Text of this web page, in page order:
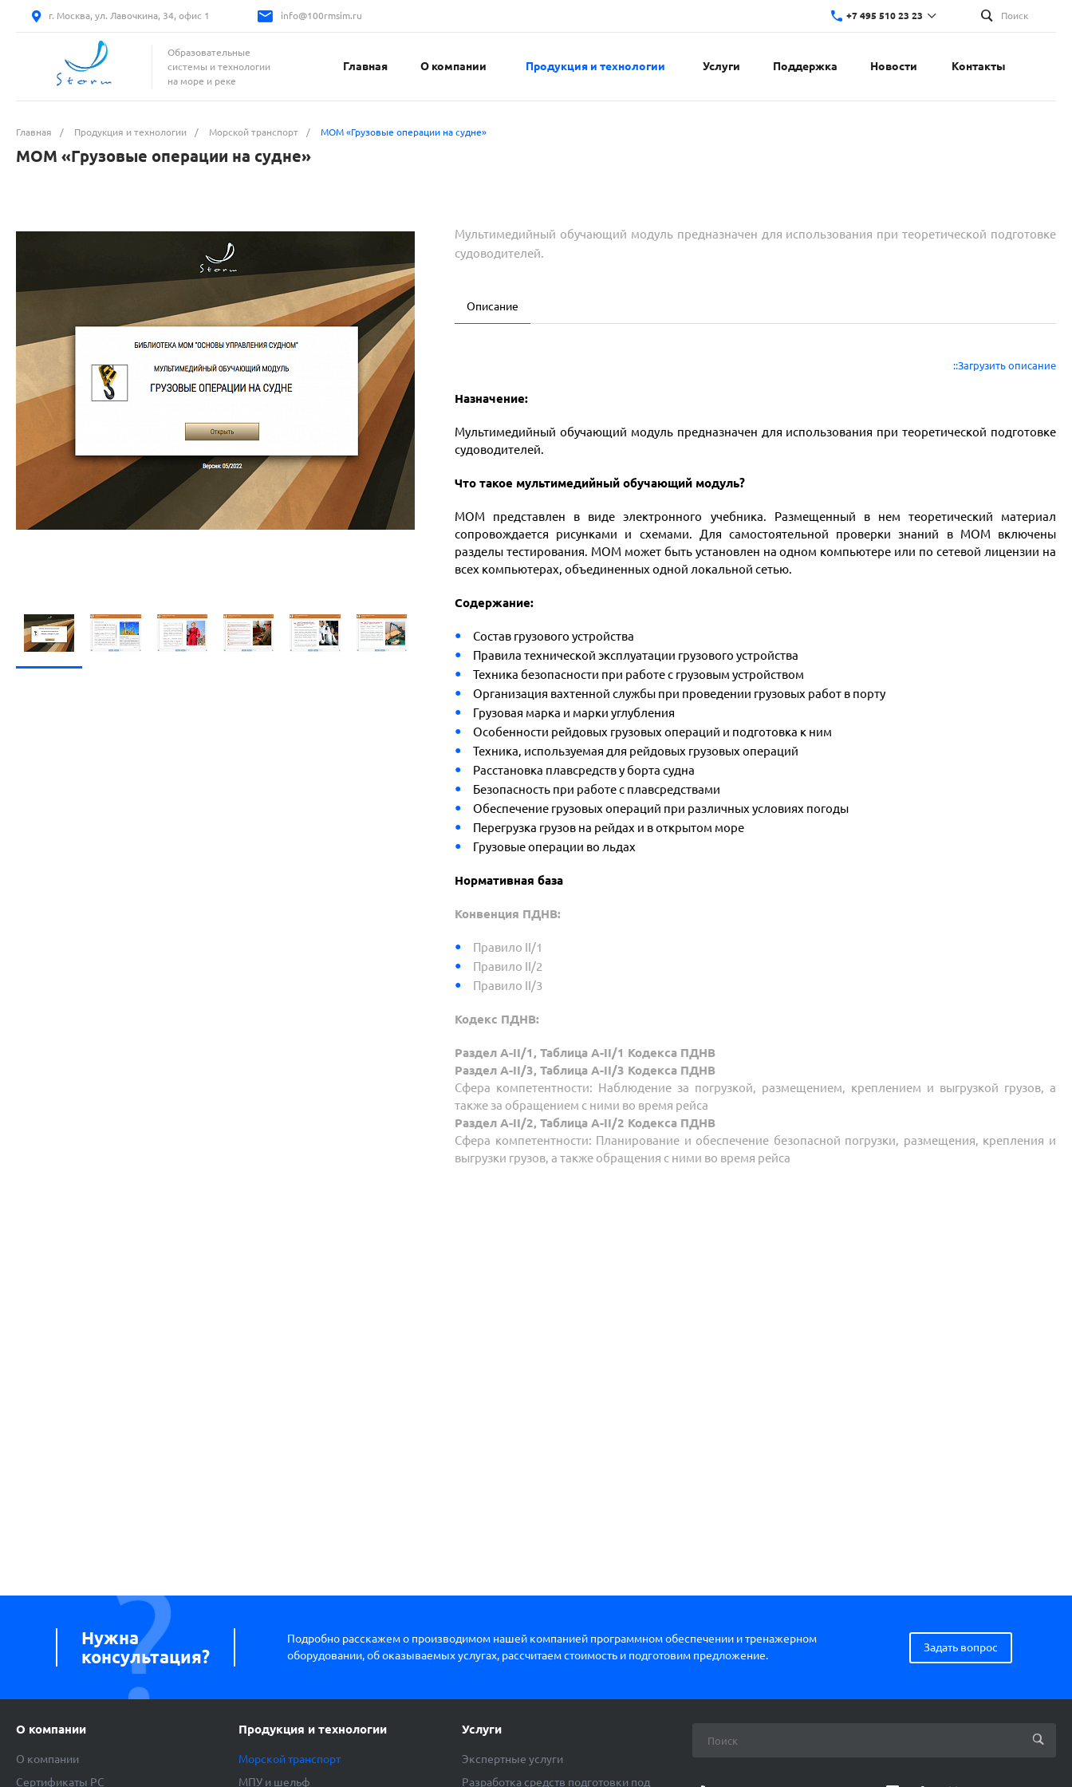
г. Москва, ул. Лавочкина, 34, офис 1 info@100rmsim.ru +7 495 510 23 23 Поиск
Образовательные
системы и технологии
на море и реке
Главная О компании Продукция и технологии Услуги Поддержка Новости Контакты
Главная / Продукция и технологии / Морской транспорт / МОМ «Грузовые операции на судне»
МОМ «Грузовые операции на судне»
Мультимедийный обучающий модуль предназначен для использования при теоретической подготовке
судоводителей.
Описание
::Загрузить описание
Назначение:
Мультимедийный обучающий модуль предназначен для использования при теоретической подготовке
судоводителей.
Что такое мультимедийный обучающий модуль?
МОМ представлен в виде электронного учебника. Размещенный в нем теоретический материал
сопровождается рисунками и схемами. Для самостоятельной проверки знаний в МОМ включены
разделы тестирования. МОМ может быть установлен на одном компьютере или по сетевой лицензии на
всех компьютерах, объединенных одной локальной сетью.
Содержание:
Состав грузового устройства
Правила технической эксплуатации грузового устройства
Техника безопасности при работе с грузовым устройством
Организация вахтенной службы при проведении грузовых работ в порту
Грузовая марка и марки углубления
Особенности рейдовых грузовых операций и подготовка к ним
Техника, используемая для рейдовых грузовых операций
Расстановка плавсредств у борта судна
Безопасность при работе с плавсредствами
Обеспечение грузовых операций при различных условиях погоды
Перегрузка грузов на рейдах и в открытом море
Грузовые операции во льдах
Нормативная база
Конвенция ПДНВ:
Правило II/1
Правило II/2
Правило II/3
Кодекс ПДНВ:
Раздел A-II/1, Таблица A-II/1 Кодекса ПДНВ
Раздел A-II/3, Таблица A-II/3 Кодекса ПДНВ
Сфера компетентности: Наблюдение за погрузкой, размещением, креплением и выгрузкой грузов, а
также за обращением с ними во время рейса
Раздел A-II/2, Таблица A-II/2 Кодекса ПДНВ
Сфера компетентности: Планирование и обеспечение безопасной погрузки, размещения, крепления и
выгрузки грузов, а также обращения с ними во время рейса
Нужна
консультация?
Подробно расскажем о производимом нашей компанией программном обеспечении и тренажерном
оборудовании, об оказываемых услугах, рассчитаем стоимость и подготовим предложение.
Задать вопрос
О компании
О компании
Сертификаты РС
Продукция и технологии
Морской транспорт
МПУ и шельф
Услуги
Экспертные услуги
Разработка средств подготовки под